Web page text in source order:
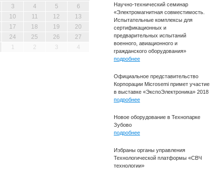
3 4 5
6
10 11 12
13
17 18 19
20
24 25 26
27
1 2 3 4
Научно-технический семинар
«Электромагнитная совместимость.
Испытательные комплексы для
сертификационных и
предварительных испытаний
военного, авиационного и
гражданского оборудования»
подробнее
Официальное представительство
Корпорации Microsemi примет участие
в выставке «ЭкспоЭлектроника» 2018
подробнее
Новое оборудование в Технопарке
Зубово
подробнее
Избраны органы управления
Технологической платформы «СВЧ
технологии»